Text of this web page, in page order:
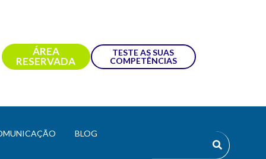
ÁREA
RESERVADA
TESTE AS SUAS
COMPETÊNCIAS
BLOG